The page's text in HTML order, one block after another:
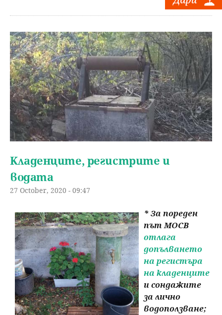
Kладенците, регистрите и
водата
27 October, 2020 - 09:47
* За пореден
път МОСВ
отлага
допълването
на регистъра
на кладенците
и сондажите
за лично
водоползване;